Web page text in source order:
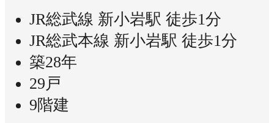
JR総武線 新小岩駅 徒歩1分
JR総武本線 新小岩駅 徒歩1分
築28年
29戸
9階建